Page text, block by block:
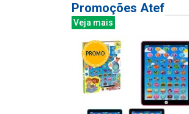
Promoções Atef
Veja mais